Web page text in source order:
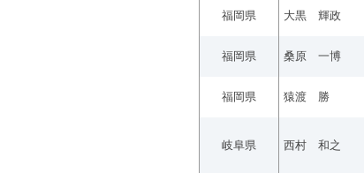
福岡県 大黒 輝政
福岡県 桑原 一博
福岡県 猿渡 勝
岐阜県 西村 和之